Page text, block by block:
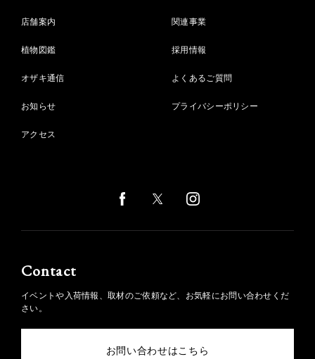
店舗案内
植物図鑑
オザキ通信
お知らせ
アクセス
関連事業
採用情報
よくあるご質問
プライバシーポリシー
Contact
イベントや入荷情報、取材のご依頼など、お気軽にお問い合わせくだ
さい。
お問い合わせはこちら